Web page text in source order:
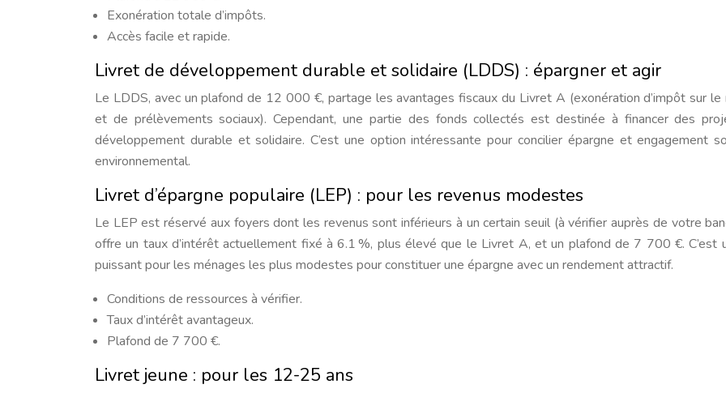
Exonération totale d’impôts.
Accès facile et rapide.
Livret de développement durable et solidaire (LDDS) : épargner et agir
Le LDDS, avec un plafond de 12 000 €, partage les avantages fiscaux du Livret A (exonération d’impôt sur le
et de prélèvements sociaux). Cependant, une partie des fonds collectés est destinée à financer des
développement durable et solidaire. C’est une option intéressante pour concilier épargne et engagement
environnemental.
Livret d’épargne populaire (LEP) : pour les revenus modestes
Le LEP est réservé aux foyers dont les revenus sont inférieurs à un certain seuil (à vérifier auprès de votre
offre un taux d’intérêt actuellement fixé à 6.1 %, plus élevé que le Livret A, et un plafond de 7 700 €. C’est
puissant pour les ménages les plus modestes pour constituer une épargne avec un rendement attractif.
Conditions de ressources à vérifier.
Taux d’intérêt avantageux.
Plafond de 7 700 €.
Livret jeune : pour les 12-25 ans